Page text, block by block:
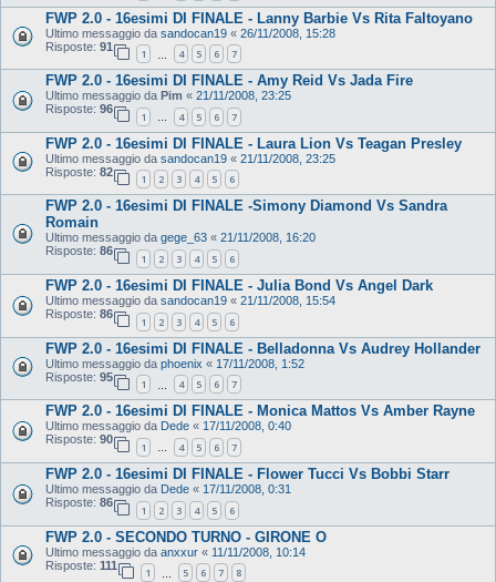
FWP 2.0 - 16esimi DI FINALE - Lanny Barbie Vs Rita Faltoyano
Ultimo messaggio da sandocan19 « 26/11/2008, 15:28
Risposte: 91
1 4 5 6 7
FWP 2.0 - 16esimi DI FINALE - Amy Reid Vs Jada Fire
Ultimo messaggio da Pim « 21/11/2008, 23:25
Risposte: 96
1 … 4 5 6 7
FWP 2.0 - 16esimi DI FINALE - Laura Lion Vs Teagan Presley
Ultimo messaggio da sandocan19 « 21/11/2008, 23:25
Risposte: 82
1 2 3 4 5 6
FWP 2.0 - 16esimi DI FINALE -Simony Diamond Vs Sandra
Romain
Ultimo messaggio da gege_63 « 21/11/2008, 16:20
Risposte: 86
1 2 3 4 5 6
FWP 2.0 - 16esimi DI FINALE - Julia Bond Vs Angel Dark
Ultimo messaggio da sandocan19 « 21/11/2008, 15:54
Risposte: 86
1 2 3 4 5 6
FWP 2.0 - 16esimi DI FINALE - Belladonna Vs Audrey Hollander
Ultimo messaggio da phoenix « 17/11/2008, 1:52
Risposte: 95
1 4 5 6 7
FWP 2.0 - 16esimi DI FINALE - Monica Mattos Vs Amber Rayne
Ultimo messaggio da Dede « 17/11/2008, 0:40
Risposte: 90
1 … 4 5 6 7
FWP 2.0 - 16esimi DI FINALE - Flower Tucci Vs Bobbi Starr
Ultimo messaggio da Dede « 17/11/2008, 0:31
Risposte: 86
1 2 3 4 5 6
FWP 2.0 - SECONDO TURNO - GIRONE O
Ultimo messaggio da anxxur « 11/11/2008, 10:14
Risposte: 111
1 5 6 7 8